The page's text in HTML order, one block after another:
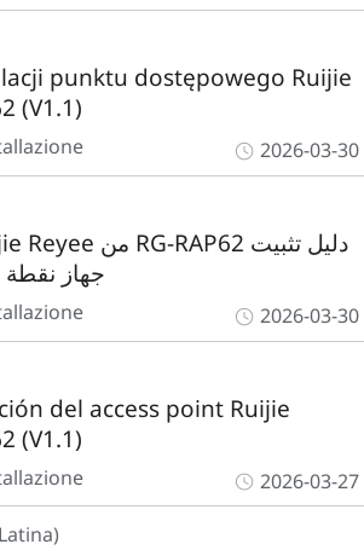
punktu dostępowego Ruijie
(V1.1)
2026-03-30
جهاز
2026-03-30
del access point Ruijie
(V1.1)
2026-03-27